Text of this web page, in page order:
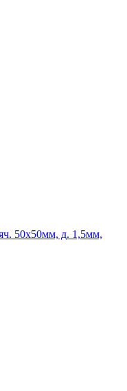
50х50мм, д. 1,5мм,